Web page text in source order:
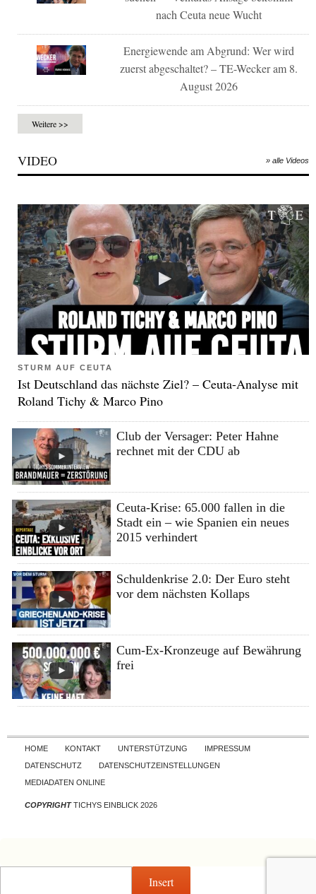
nach Ceuta neue Wucht
Energiewende am Abgrund: Wer wird
zuerst abgeschaltet? – TE-Wecker am 8.
August 2026
Weitere >>
VIDEO » alle Videos
STURM AUF CEUTA
Ist Deutschland das nächste Ziel? – Ceuta-Analyse mit
Roland Tichy & Marco Pino
Club der Versager: Peter Hahne
rechnet mit der CDU ab
Ceuta-Krise: 65.000 fallen in die
Stadt ein – wie Spanien ein neues
2015 verhindert
Schuldenkrise 2.0: Der Euro steht
vor dem nächsten Kollaps
Cum-Ex-Kronzeuge auf Bewährung
frei
Skip to content
HOME KONTAKT UNTERSTÜTZUNG
IMPRESSUM
DATENSCHUTZ
DATENSCHUTZEINSTELLUNGEN
MEDIADATEN ONLINE
COPYRIGHTTICHYS EINBLICK 2026
Insert